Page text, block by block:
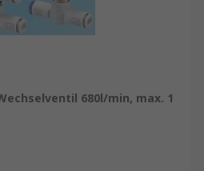
680l/min, max. 1